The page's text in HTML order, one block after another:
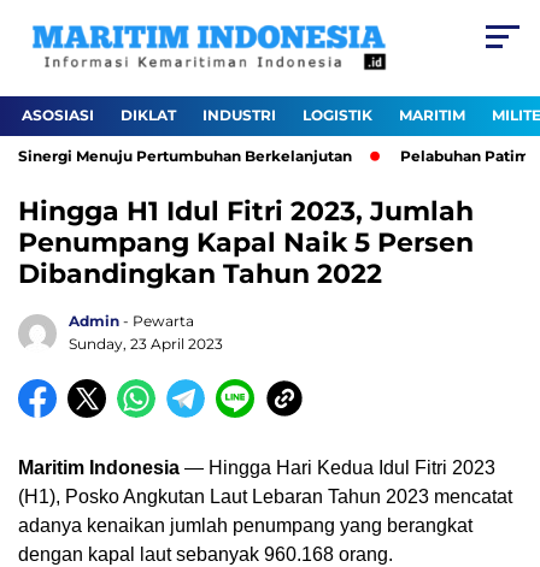
ASOSIASI DIKLAT INDUSTRI LOGISTIK MARITIM
Menuju Pertumbuhan Berkelanjutan Pelabuhan
Hingga H1 Idul Fitri 2023, Jumlah
Penumpang Kapal Naik 5 Persen
Dibandingkan Tahun 2022
Admin - Pewarta
Sunday, 23 April 2023
Maritim Indonesia — Hingga Hari Kedua Idul Fitri 2023
(H1), Posko Angkutan Laut Lebaran Tahun 2023 mencatat
adanya kenaikan jumlah penumpang yang berangkat
dengan kapal laut sebanyak 960.168 orang.